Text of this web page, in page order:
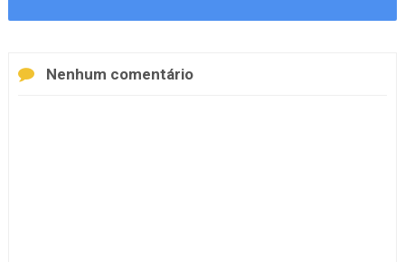
Nenhum comentário